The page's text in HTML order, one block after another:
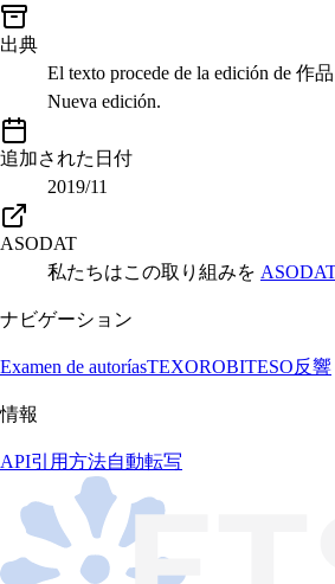
出典
El texto procede de la edición de 作
Nueva edición.
追加された日付
2019/11
ASODAT
私たちはこの取り組みを ASODAT
ナビゲーション
Examen de autoríasTEXOROBITESO反響
情報
API引用方法自動転写